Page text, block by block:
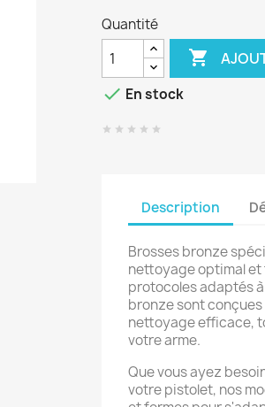
Quantité

 En stock
Description
Brosses bronze
nettoyage optimal
protocoles adaptés
bronze sont
nettoyage efficace,
votre arme.
Que vous ayez
votre pistolet, nos